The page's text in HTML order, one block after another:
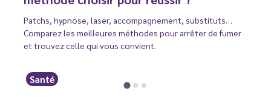
Patchs, hypnose, laser, accompagnement, substituts…
Comparez les meilleures méthodes pour arrêter de fumer
et trouvez celle qui vous convient.
Santé